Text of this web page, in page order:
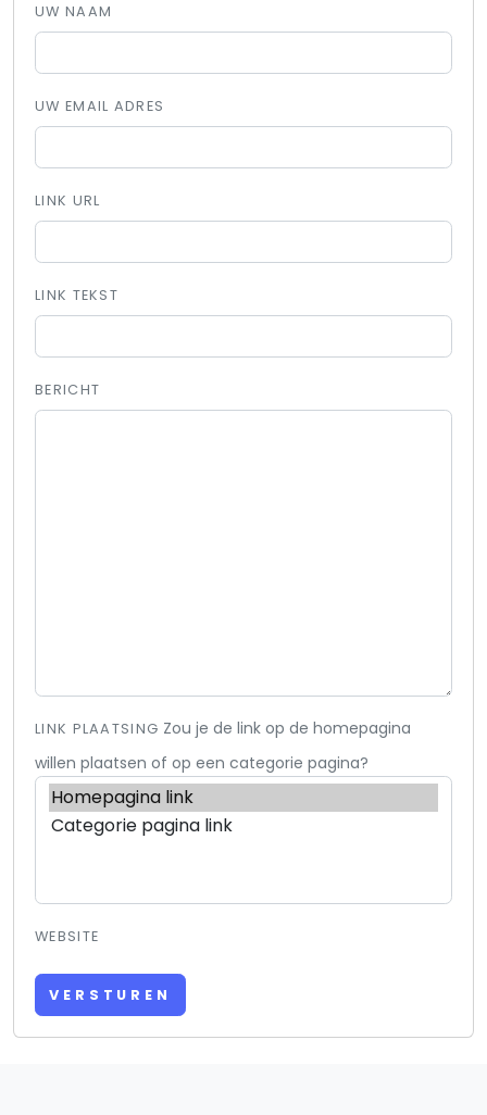
UW NAAM
UW EMAIL ADRES
LINK URL
LINK TEKST
BERICHT
LINK PLAATSING Zou je de link op de homepagina
willen plaatsen of op een categorie pagina?
WEBSITE
VERSTUREN